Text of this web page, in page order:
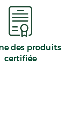
des produits
certifiée